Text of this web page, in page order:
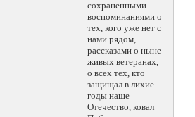
сохраненными
воспоминаниями о
тех, кого уже нет с
нами рядом,
рассказами о ныне
живых ветеранах,
о всех тех, кто
защищал в лихие
годы наше
Отечество, ковал